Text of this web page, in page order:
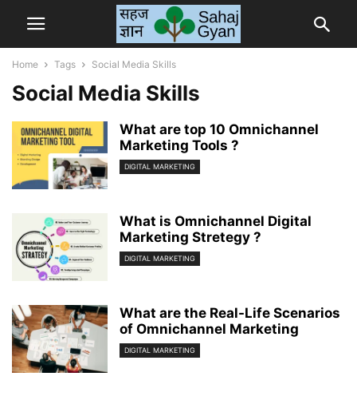
Home Tags Social Media Skills
Social Media Skills
What are top 10 Omnichannel
Marketing Tools ?
DIGITAL MARKETING
What is Omnichannel Digital
Marketing Stretegy ?
DIGITAL MARKETING
What are the Real-Life Scenarios
of Omnichannel Marketing
DIGITAL MARKETING